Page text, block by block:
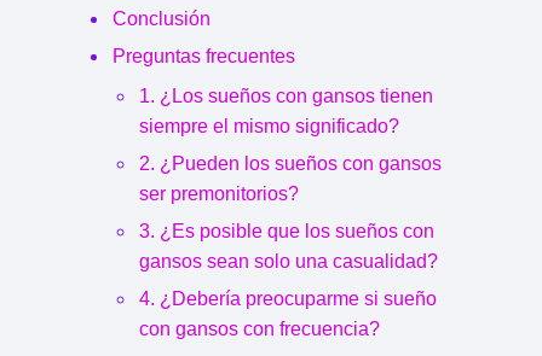
Conclusión
Preguntas frecuentes
1. ¿Los sueños con gansos tienen
siempre el mismo significado?
2. ¿Pueden los sueños con gansos
ser premonitorios?
3. ¿Es posible que los sueños con
gansos sean solo una casualidad?
4. ¿Debería preocuparme si sueño
con gansos con frecuencia?